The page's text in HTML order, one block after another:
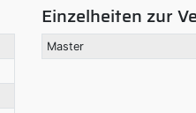
Einzelheiten zur
Master